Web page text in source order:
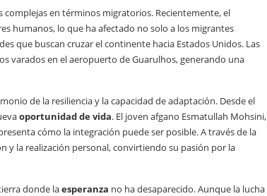
complejas en términos migratorios. Recientemente, el
humanos, lo que ha afectado no solo a los migrantes
que buscan cruzar el continente hacia Estados Unidos. Las
varados en el aeropuerto de Guarulhos, generando una
de la resiliencia y la capacidad de adaptación. Desde el
oportunidad de vida. El joven afgano Esmatullah Mohsini,
cómo la integración puede ser posible. A través de la
y la realización personal, convirtiendo su pasión por la
donde laesperanza no ha desaparecido. Aunque la lucha